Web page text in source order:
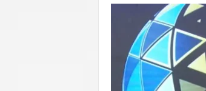
R
E
N
I